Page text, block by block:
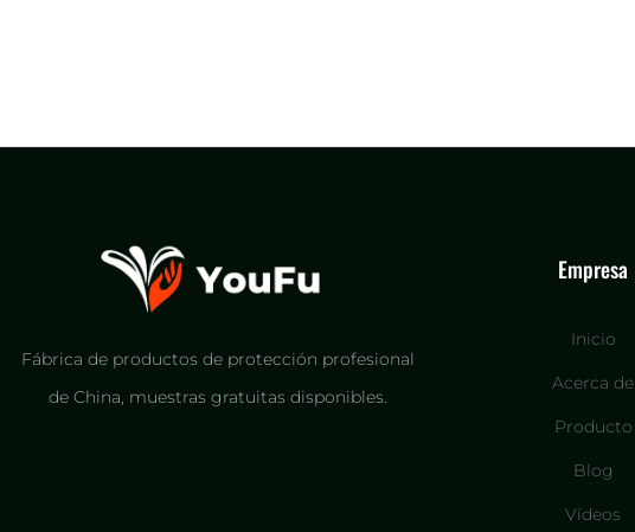
Fábrica de productos de protección profesional
de China, muestras gratuitas disponibles.
Empresa
Inicio
Acerca de
Producto
Blog
Vídeos